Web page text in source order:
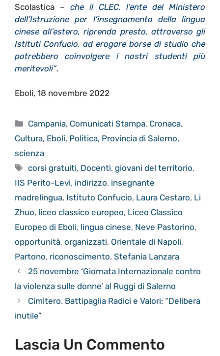
Scolastica – che il CLEC, l’ente del Ministero
dell’Istruzione per l’insegnamento della lingua
cinese all’estero, riprenda presto, attraverso gli
Istituti Confucio, ad erogare borse di studio che
potrebbero coinvolgere i nostri studenti più
meritevoli”.
Eboli, 18 novembre 2022
Categorie
Campania, Comunicati Stampa, Cronaca,
Cultura, Eboli, Politica, Provincia di Salerno,
scienza
Tag
corsi gratuiti, Docenti,giovani del territorio,
IIS Perito-Levi, indirizzo, insegnante
madrelingua, Istituto Confucio, Laura Cestaro, Li
Zhuo, liceo classico europeo, Liceo Classico
Europeo di Eboli, lingua cinese, Neve Pastorino,
opportunità, organizzati, Orientale di Napoli,
Partono, riconoscimento, Stefania Lanzara
25 novembre ‘Giornata Internazionale contro
la violenza sulle donne’ al Ruggi di Salerno
Cimitero. Battipaglia Radici e Valori: “Delibera
inutile”
Lascia Un Commento